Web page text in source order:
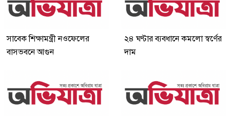
সাবেক শিক্ষামন্ত্রী নওফেলের
বাসভবনে আগুন
২৪ ঘণ্টার ব্যবধানে কমলো স্বর্ণের
দাম